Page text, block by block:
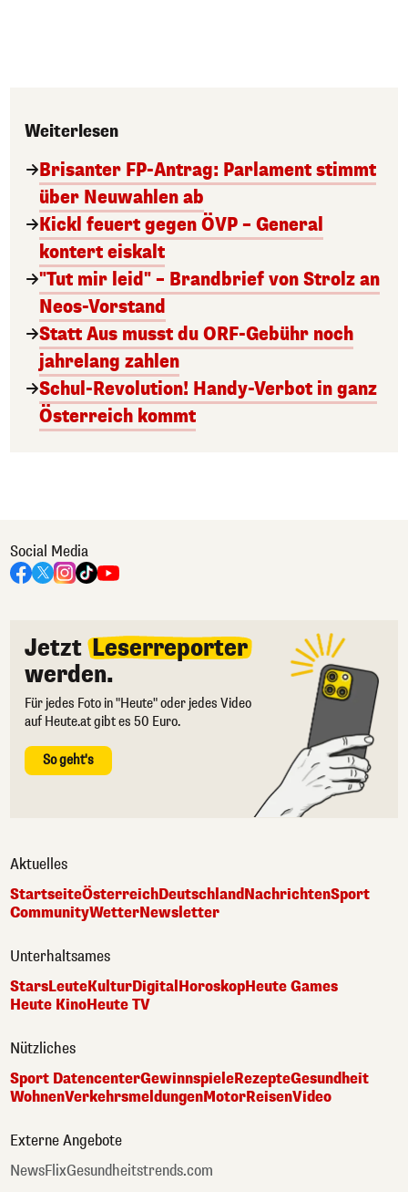
Weiterlesen
Brisanter FP-Antrag: Parlament stimmt
über Neuwahlen ab
Kickl feuert gegen ÖVP – General
kontert eiskalt
"Tut mir leid" – Brandbrief von Strolz an
Neos-Vorstand
Statt Aus musst du ORF-Gebühr noch
jahrelang zahlen
Schul-Revolution! Handy-Verbot in ganz
Österreich kommt
Social Media
Jetzt Leserreporter
werden.
Für jedes Foto in "Heute" oder jedes Video
auf Heute.at gibt es 50 Euro.
So geht's
Aktuelles
StartseiteÖsterreichDeutschlandNachrichtenSport
CommunityWetterNewsletter
Unterhaltsames
StarsLeuteKulturDigital HoroskopHeute Games
Heute KinoHeute TV
Nützliches
Sport DatencenterGewinnspieleRezepteGesundheit
WohnenVerkehrsmeldungenMotorReisenVideo
Externe Angebote
NewsFlixGesundheitstrends.com